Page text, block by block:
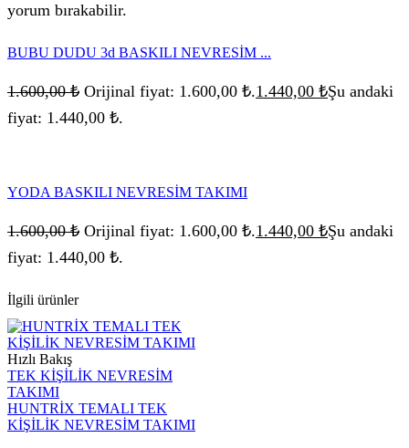
yorum bırakabilir.
BUBU DUDU 3d BASKILI NEVRESİM ...
1.600,00₺ Orijinal fiyat: 1.600,00 ₺.1.440,00 ₺Şu andaki
fiyat: 1.440,00 ₺.
YODA BASKILI NEVRESİM TAKIMI
1.600,00₺ Orijinal fiyat: 1.600,00 ₺.1.440,00 ₺Şu andaki
fiyat: 1.440,00 ₺.
İlgili ürünler
Hızlı Bakış
TEK KİŞİLİK NEVRESİM
TAKIMI
HUNTRİX TEMALI TEK
KİŞİLİK NEVRESİM TAKIMI